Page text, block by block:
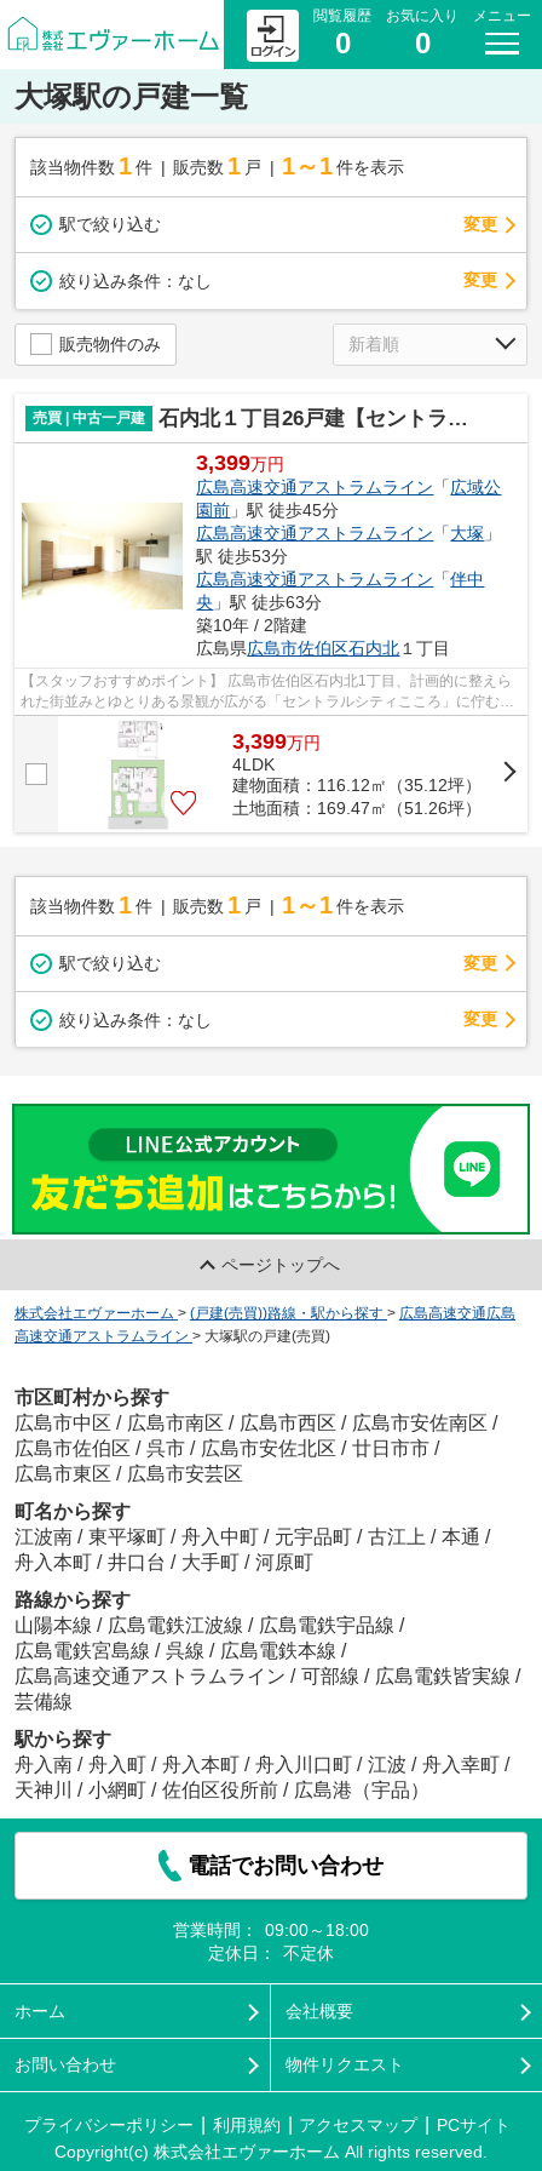
閲覧履歴
0
お気に入り
0
メニュー
大塚駅の戸建一覧
該当物件数 1件 販売数 1 戸 1～1 件を表示
駅で絞り込む 変更
絞り込み条件： なし 変更
販売物件のみ
売買 | 中古一戸建 石内北１丁目26戸建【セントラルシティこころ】
3,399万円
広島高速交通アストラムライン 「広域公
園前 」駅 徒歩45分
広島高速交通アストラムライン 「大塚 」
駅 徒歩53分
広島高速交通アストラムライン 「伴中
央 」駅 徒歩63分
築10年 / 2階建
広島県広島市佐伯区石内北１丁目
【スタッフおすすめポイント】 広島市佐伯区石内北1丁目、計画的に整えら
れた街並みとゆとりある景観が広がる「セントラルシティこころ」に佇む、
平成27年11月築のトヨタホーム施工戸...
3,399万円
4LDK
建物面積：116.12㎡（35.12坪）
土地面積：169.47㎡（51.26坪）
該当物件数 1件 販売数 1 戸 1～1 件を表示
駅で絞り込む 変更
絞り込み条件： なし 変更
ページトップへ
株式会社エヴァーホーム > (戸建(売買))路線・駅から探す > 広島高速交通広島
高速交通アストラムライン > 大塚駅の戸建(売買)
市区町村から探す
広島市中区 / 広島市南区 / 広島市西区 / 広島市安佐南区 /
広島市佐伯区 / 呉市 / 広島市安佐北区 / 廿日市市 /
広島市東区 / 広島市安芸区
町名から探す
江波南 / 東平塚町 / 舟入中町 / 元宇品町 / 古江上 / 本通 /
舟入本町 / 井口台 / 大手町 / 河原町
路線から探す
山陽本線 / 広島電鉄江波線 / 広島電鉄宇品線 /
広島電鉄宮島線 / 呉線 / 広島電鉄本線 /
広島高速交通アストラムライン / 可部線 / 広島電鉄皆実線 /
芸備線
駅から探す
舟入南 / 舟入町 / 舟入本町 / 舟入川口町 / 江波 / 舟入幸町 /
天神川
/ 小網町 / 佐伯区役所前 / 広島港（宇品）
電話でお問い合わせ
営業時間：
09:00～18:00
定休日：
不定休
ホーム 会社概要
お問い合わせ 物件リクエスト
プライバシーポリシー 利用規約 アクセスマップ
PCサイト
Copyright(c) 株式会社エヴァーホーム All rights reserved.